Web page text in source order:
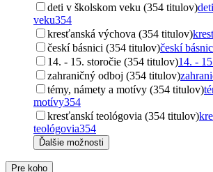
deti v školskom veku (354 titulov)
veku354
kresťanská výchova (354 titulov)
českí básnici (354 titulov)českí
14. - 15. storočie (354 titulov)14. -
zahraničný odboj (354 titulov)
témy, námety a motívy (354 titulov)
motívy354
kresťanskí teológovia (354 titulov)
teológovia354
Ďalšie možnosti
Pre koho